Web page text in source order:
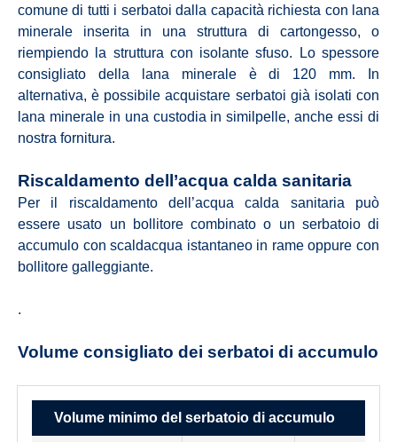
comune di tutti i serbatoi dalla capacità richiesta con lana
minerale inserita in una struttura di cartongesso, o
riempiendo la struttura con isolante sfuso. Lo spessore
consigliato della lana minerale è di 120 mm. In
alternativa, è possibile acquistare serbatoi già isolati con
lana minerale in una custodia in similpelle, anche essi di
nostra fornitura.
Riscaldamento dell’acqua calda sanitaria
Per il riscaldamento dell’acqua calda sanitaria può
essere usato un bollitore combinato o un serbatoio di
accumulo con scaldacqua istantaneo in rame oppure con
bollitore galleggiante.
.
Volume consigliato dei serbatoi di accumulo
Volume minimo del serbatoio di accumulo